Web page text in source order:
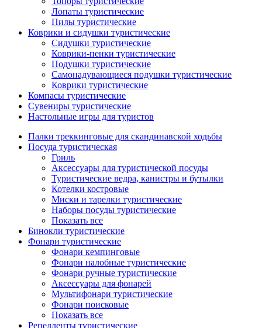
Лопаты туристические
Пилы туристические
Коврики и сидушки туристические
Сидушки туристические
Коврики-пенки туристические
Подушки туристические
Самонадувающиеся подушки туристические
Коврики туристические
Компасы туристические
Сувениры туристические
Настольные игры для туристов
Палки треккинговые для скандинавской ходьбы
Посуда туристическая
Гриль
Аксессуары для туристической посуды
Туристические ведра, канистры и бутылки
Котелки костровые
Миски и тарелки туристические
Наборы посуды туристические
Показать все
Бинокли туристические
Фонари туристические
Фонари кемпинговые
Фонари налобные туристические
Фонари ручные туристические
Аксессуары для фонарей
Мультифонари туристические
Фонари поисковые
Показать все
Репелленты туристические